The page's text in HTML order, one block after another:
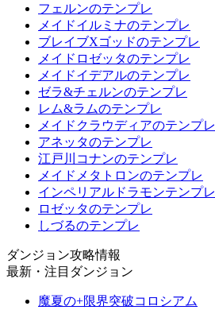
フェルンのテンプレ
メイドイルミナのテンプレ
ブレイブXゴッドのテンプレ
メイドロゼッタのテンプレ
メイドイデアルのテンプレ
ゼラ&チェルンのテンプレ
レム&ラムのテンプレ
メイドクラウディアのテンプレ
アネッタのテンプレ
江戸川コナンのテンプレ
メイドメタトロンのテンプレ
インペリアルドラモンテンプレ
ロゼッタのテンプレ
しづるのテンプレ
ダンジョン攻略情報
最新・注目ダンジョン
魔夏の+限界突破コロシアム